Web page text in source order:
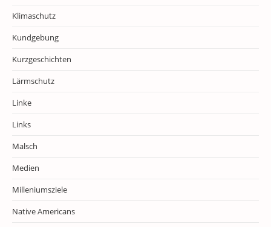
Klimaschutz
Kundgebung
Kurzgeschichten
Lärmschutz
Linke
Links
Malsch
Medien
Milleniumsziele
Native Americans